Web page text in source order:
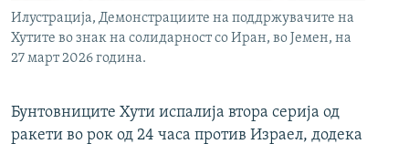
Илустрација, Демонстрациите на поддржувачите на
Хутите во знак на солидарност со Иран, во Јемен, на
27 март 2026 година.
Бунтовниците Хути испалија втора серија од
ракети во рок од 24 часа против Израел, додека